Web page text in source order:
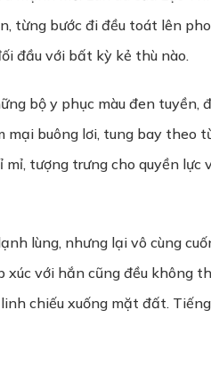
từng bước đi đều toát lên
đầu với bất kỳ kẻ thù nào.
bộ y phục màu đen tuyền,
buông lơi, tung bay theo
tượng trưng cho quyền lực
lùng, nhưng lại vô cùng
với hắn cũng đều không
chiếu xuống mặt đất.